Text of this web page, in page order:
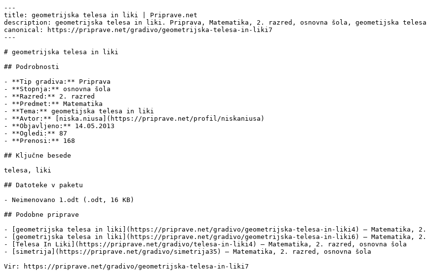
---
title: geometrijska telesa in liki | Priprave.net
description: geometrijska telesa in liki. Priprava, Matematika, 2. razred, osnovna šola, geometijska
canonical: https://priprave.net/gradivo/geometrijska-telesa-in-liki7
---
# geometrijska telesa in liki
## Podrobnosti
- **Tip gradiva:** Priprava
- **Stopnja:** osnovna šola
- **Razred:** 2. razred
- **Predmet:** Matematika
- **Tema:** geometijska telesa in liki
- **Avtor:** [niska.niusa](https://priprave.net/profil/niskaniusa)
- **Objavljeno:** 14.05.2013
- **Ogledi:** 87
- **Prenosi:** 168
## Ključne besede
telesa, liki
## Datoteke v paketu
- Neimenovano 1.odt (.odt, 16 KB)
## Podobne priprave
- [geometrijska telesa in liki](https://priprave.net/gradivo/geometrijska-telesa-in-liki4) — Matematika, 2.
- [geometrijska telesa in liki](https://priprave.net/gradivo/geometrijska-telesa-in-liki6) — Matematika, 2.
- [Telesa In Liki](https://priprave.net/gradivo/telesa-in-liki4) — Matematika, 2. razred, osnovna šola
- [simetrija](https://priprave.net/gradivo/simetrija35) — Matematika, 2. razred, osnovna šola